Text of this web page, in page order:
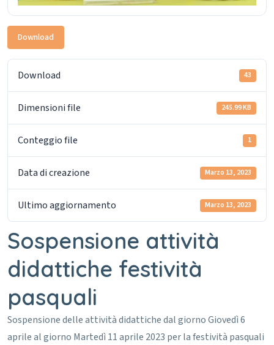
Download
Download 43
Dimensioni file 245.99 KB
Conteggio file 1
Data di creazione Marzo 13, 2023
Ultimo aggiornamento Marzo 13, 2023
Sospensione attività
didattiche festività
pasquali
Sospensione delle attività didattiche dal giorno Giovedì 6
aprile al giorno Martedì 11 aprile 2023 per la festività pasquali